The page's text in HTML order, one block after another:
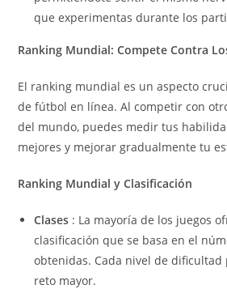
que experimentas durante los
Ranking Mundial: Compete Contra
El ranking mundial es un aspecto
de fútbol en línea. Al competir con
del mundo, puedes medir tus
mejores y mejorar gradualmente tu
Ranking Mundial y Clasificación
Clases : La mayoría de los juegos
clasificación que se basa en el
obtenidas. Cada nivel de
reto mayor.